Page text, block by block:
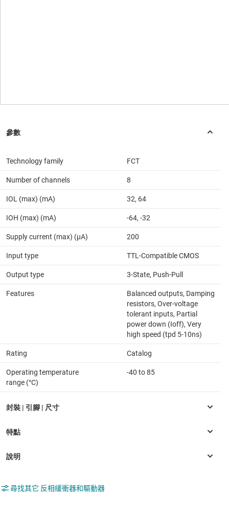
Technology family FCT
Number of channels 8
IOL (max) (mA) 32, 64
IOH (max) (mA) -64, -32
Supply current (max) (µA) 200
Input type TTL-Compatible CMOS
Output type 3-State, Push-Pull
Features
Balanced outputs, Damping
resistors, Over-voltage
tolerant inputs, Partial
power down (Ioff), Very
high speed (tpd 5-10ns)
Rating Catalog
Operating temperature
range (°C)
-40 to 85
尋找其它 反相緩衝器和驅動器